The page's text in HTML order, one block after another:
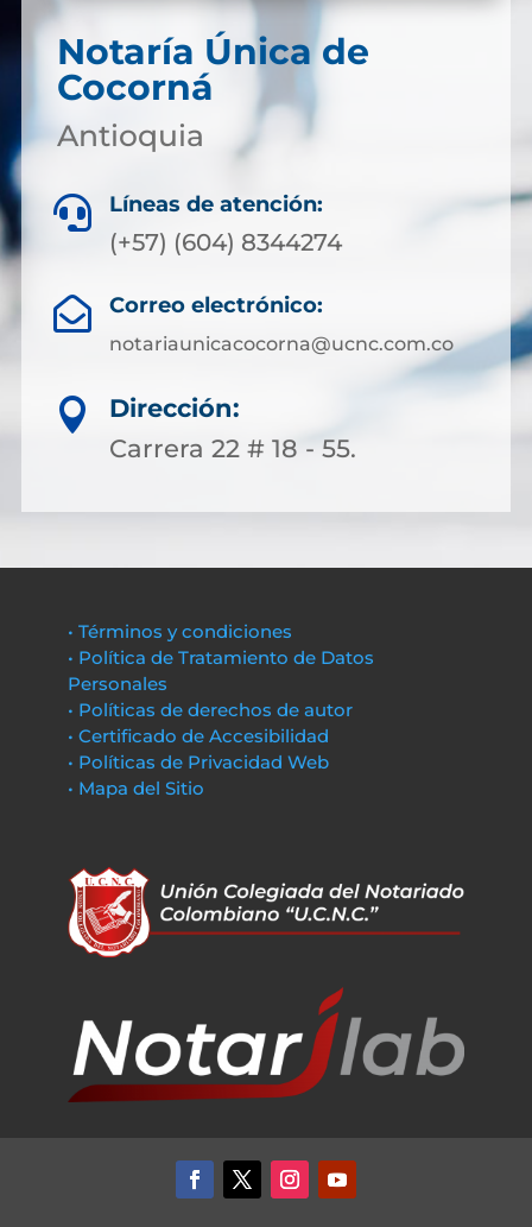
Notaría Única de
Cocorná
Antioquia
 Líneas de atención:
(+57) (604) 8344274
 Correo electrónico:
notariaunicacocorna@ucnc.com.co

Dirección:
Carrera 22 # 18 - 55.
• Términos y condiciones
• Política de Tratamiento de Datos
Personales
• Políticas de derechos de autor
• Certificado de Accesibilidad
• Políticas de Privacidad Web
• Mapa del Sitio